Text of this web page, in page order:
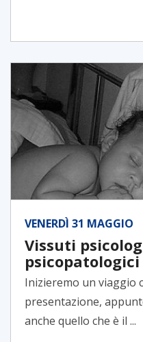
VENERDÌ 31 MAGGIO
Vissuti
Inizieremo un viaggio
presentazione,
anche quello che è il ...